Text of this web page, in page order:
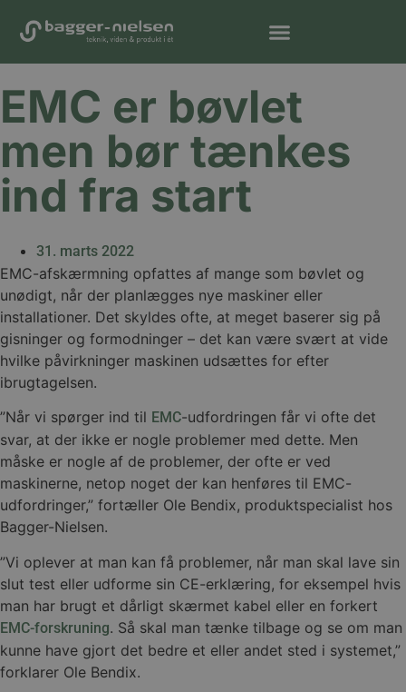
EMC er bøvlet
men bør tænkes
ind fra start
31. marts 2022
EMC-afskærmning opfattes af mange som bøvlet og
unødigt, når der planlægges nye maskiner eller
installationer. Det skyldes ofte, at meget baserer sig på
gisninger og formodninger – det kan være svært at vide
hvilke påvirkninger maskinen udsættes for efter
ibrugtagelsen.
”Når vi spørger ind til EMC-udfordringen får vi ofte det
svar, at der ikke er nogle problemer med dette. Men
måske er nogle af de problemer, der ofte er ved
maskinerne, netop noget der kan henføres til EMC-
udfordringer,” fortæller Ole Bendix, produktspecialist hos
Bagger-Nielsen.
”Vi oplever at man kan få problemer, når man skal lave sin
slut test eller udforme sin CE-erklæring, for eksempel hvis
man har brugt et dårligt skærmet kabel eller en forkert
EMC-forskruning. Så skal man tænke tilbage og se om man
kunne have gjort det bedre et eller andet sted i systemet,”
forklarer Ole Bendix.